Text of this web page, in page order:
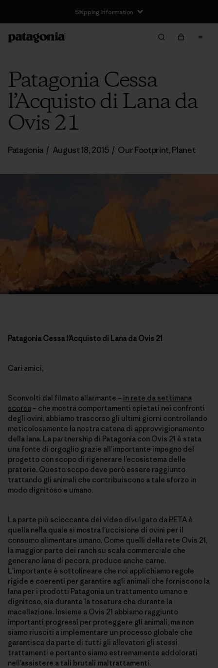
Shipping Information
Patagonia Cessa
l’Acquisto di Lana da
Ovis 21
Patagonia / August 18, 2015 / Our Footprint,Planet
Patagonia Cessa l’Acquisto di Lana da Ovis 21
Cari amici,
Sconvolti dal filmato allarmante – in rete da settimana
scorsa – che mostra comportamenti spietati nei confronti
degli ovini, abbiamo trascorso gli ultimi giorni controllando
meticolosamente la nostra catena di approvvigionamento
della lana. La partnership di Patagonia con Ovis 21 è stata
una fonte di orgoglio grazie all’importante impegno del
progetto con scopo di rigenerare l’ecosistema delle
praterie. Questo scopo deve però essere raggiunto
trattando gli animali che contribuiscono a tale sforzo in
modo dignitoso e umano.
La parte più scioccante del video divulgato da PETA è
quella nella quale si mostra l’uccisione di ovini per il
consumo alimentare umano. Come quelli della rete Ovis 21,
la maggior parte dei ranch su scala commerciale che
generano lana di pecora, produce anche carne.
L’importante è sottolineare che noi applichiamo regole
rigide e coerenti per garantire agli animali che forniscono la
lana per i prodotti Patagonia un trattamento umano e
dignitoso, sia durante la tosatura che durante la
macellazione. Insieme a Ovis 21 abbiamo raggiunto
importanti progressi per proteggere gli animali, ma non
siamo riusciti a implementare un processo globale che
garantisca da parte di tutti gli allevatori gli stessi
trattamenti e pertanto siamo estremamente addolorati
nell’assistere a tali brutali maltrattamenti.